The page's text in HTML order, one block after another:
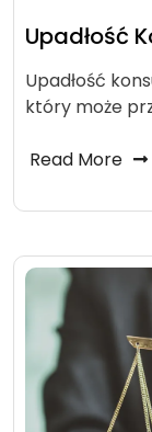
Upadłość
Upadłość
który może
Read More